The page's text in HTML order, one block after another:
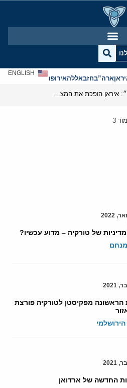
ארה”בחזבאללהאירופהאנטישמיות
ENGLISH
3
של טורקיה – מדוע עכשיו?
מנחם
מפקיסטן לטורקיה פורצת
החדשה של ארדואן